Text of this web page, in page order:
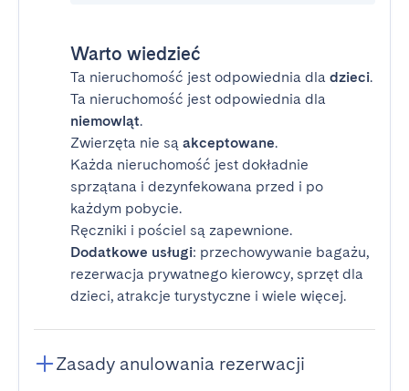
Warto wiedzieć
Ta nieruchomość jest odpowiednia dla dzieci.
Ta nieruchomość jest odpowiednia dla
niemowląt.
Zwierzęta nie są akceptowane.
Każda nieruchomość jest dokładnie
sprzątana i dezynfekowana przed i po
każdym pobycie.
Ręczniki i pościel są zapewnione.
Dodatkowe usługi: przechowywanie bagażu,
rezerwacja prywatnego kierowcy, sprzęt dla
dzieci, atrakcje turystyczne i wiele więcej.
Zasady anulowania rezerwacji